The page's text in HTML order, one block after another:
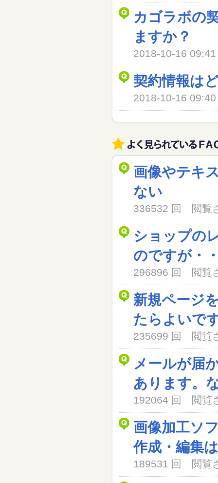
カゴラボの
ますか？
2018-10-16
契約情報は
2018-10-16
画像やテキ
ない
336532 回 閲覧
ショップの
のですが・
296896 回 閲覧
新規ページ
たらよいで
235699 回 閲覧
メールが届
あります。
192064 回 閲覧
画像加工ソ
作成・編集
189531 回 閲覧